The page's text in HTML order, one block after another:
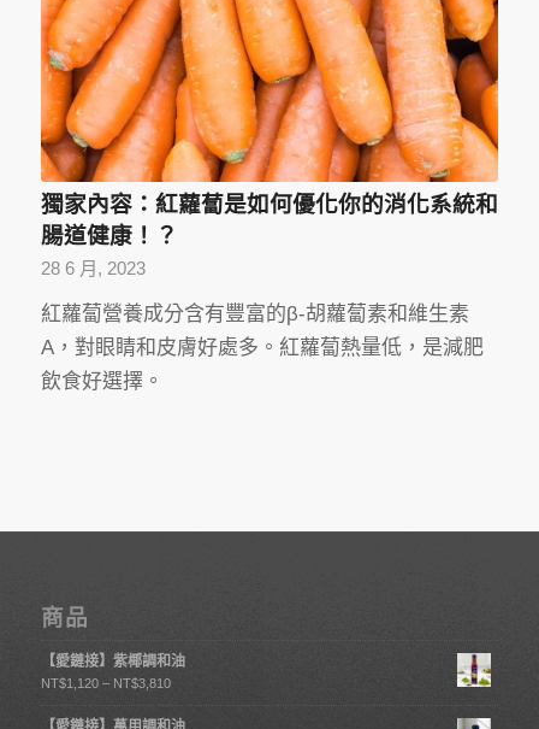
獨家內容：紅蘿蔔是如何優化你的消化系統和
腸道健康！？
28 6 月, 2023
紅蘿蔔營養成分含有豐富的β-胡蘿蔔素和維生素
A，對眼睛和皮膚好處多。紅蘿蔔熱量低，是減肥
飲食好選擇。
商品
【愛鏈接】紫椰調和油
NT$1,120 – NT$3,810